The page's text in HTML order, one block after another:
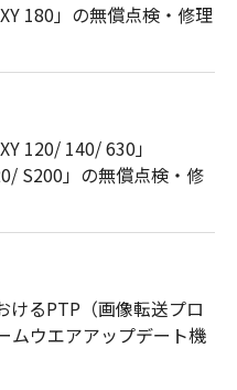
180」の無償点検・修理
120/ 140/ 630」
S200」の無償点検・修
けるPTP（画像転送プロ
ムウエアアップデート機